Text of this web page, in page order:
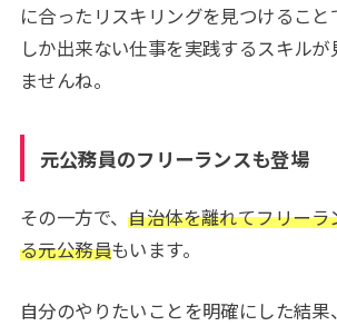
に合ったリスキリングを見つけるこ
しか出来ない仕事を実践するスキル
ませんね。
元公務員のフリーランスも登場
その一方で、自治体を離れてフリーラ
る元公務員もいます。
自分のやりたいことを明確にした結